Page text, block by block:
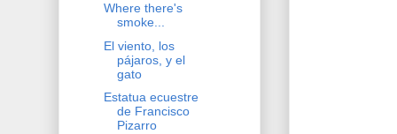
Where there's
smoke...
El viento, los
pájaros, y el
gato
Estatua ecuestre
de Francisco
Pizarro